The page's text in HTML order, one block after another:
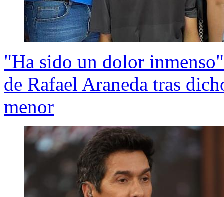
"Ha sido un dolor
de Rafael Araneda tras
menor